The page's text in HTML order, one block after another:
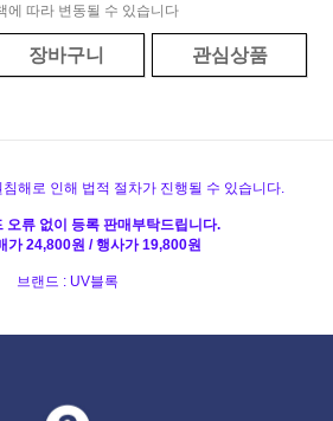
에 따라 변동될 수 있습니다
장바구니 관심상품
해로 인해 법적 절차가 진행될 수 있습니다.
오류 없이 등록 판매부탁드립니다.
가 24,800원 / 행사가 19,800원
브랜드 : UV블록